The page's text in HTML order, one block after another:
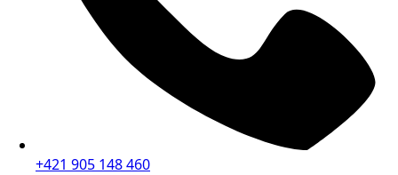
+421 905 148 460